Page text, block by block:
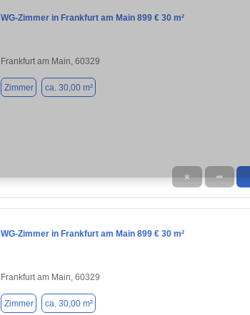
WG-Zimmer in Frankfurt am Main 899 € 30 m²
Frankfurt am Main, 60329
Zimmer ca. 30,00 m²
★ ➦
WG-Zimmer in Frankfurt am Main 899 € 30 m²
Frankfurt am Main, 60329
Zimmer ca. 30,00 m²